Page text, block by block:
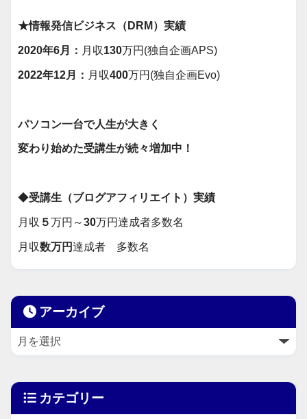
★情報発信ビジネス（DRM）実績
2020年6月： 月収130万円(独自企画APS)
2022年12月： 月収400万円(独自企画Evo)
パソコン一台で人生が大きく
変わり始めた受講生が続々増加中！
◆受講生（ブログアフィリエイト）実績
月収 ５万円～30万円達成者多数名
月収数万円達成者 多数名
アーカイブ
カテゴリー